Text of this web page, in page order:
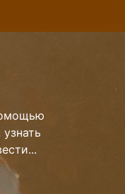
людей с
у вас